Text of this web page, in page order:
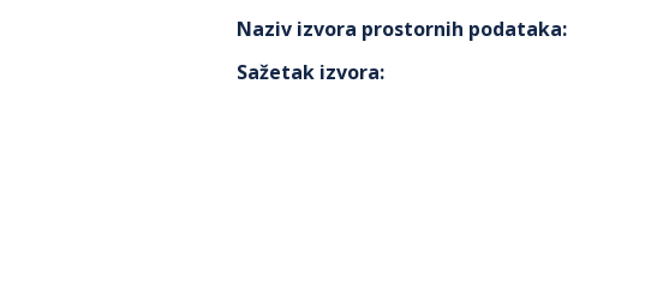
Naziv izvora prostornih podataka:
Sažetak izvora: